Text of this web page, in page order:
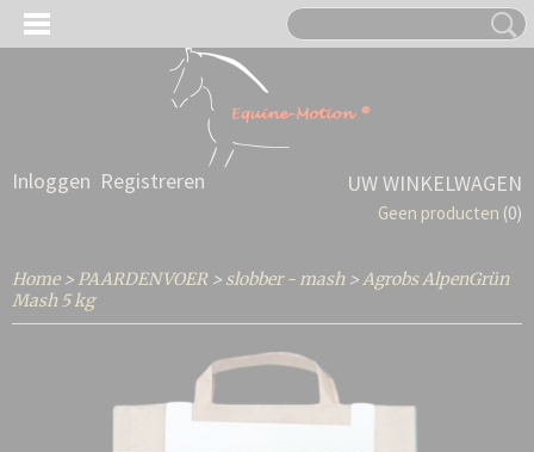
Inloggen Registreren UW WINKELWAGEN
Geen producten (0)
Home> PAARDENVOER> slobber - mash>Agrobs AlpenGrün
Mash 5 kg